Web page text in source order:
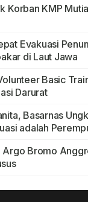
Korban KMP
Evakuasi
di Laut Jawa
Basic
Darurat
Basarnas
adalah
Argo Bromo